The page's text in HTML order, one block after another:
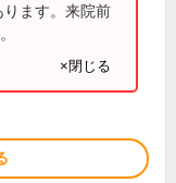
ます。来院前
×閉じる